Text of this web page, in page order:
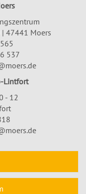
47441 Moers
537
Lintfort
- 12